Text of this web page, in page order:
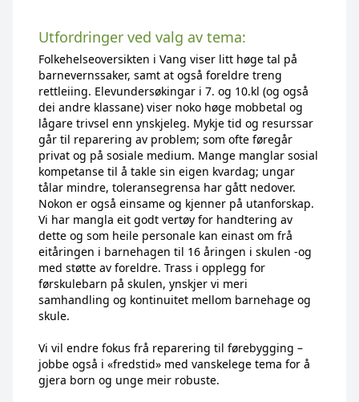
Utfordringer ved valg av tema:
Folkehelseoversikten i Vang viser litt høge tal på
barnevernssaker, samt at også foreldre treng
rettleiing. Elevundersøkingar i 7. og 10.kl (og også
dei andre klassane) viser noko høge mobbetal og
lågare trivsel enn ynskjeleg. Mykje tid og resurssar
går til reparering av problem; som ofte føregår
privat og på sosiale medium. Mange manglar sosial
kompetanse til å takle sin eigen kvardag; ungar
tålar mindre, toleransegrensa har gått nedover.
Nokon er også einsame og kjenner på utanforskap.
Vi har mangla eit godt vertøy for handtering av
dette og som heile personale kan einast om frå
eitåringen i barnehagen til 16 åringen i skulen -og
med støtte av foreldre. Trass i opplegg for
førskulebarn på skulen, ynskjer vi meri
samhandling og kontinuitet mellom barnehage og
skule.
Vi vil endre fokus frå reparering til førebygging –
jobbe også i «fredstid» med vanskelege tema for å
gjera born og unge meir robuste.